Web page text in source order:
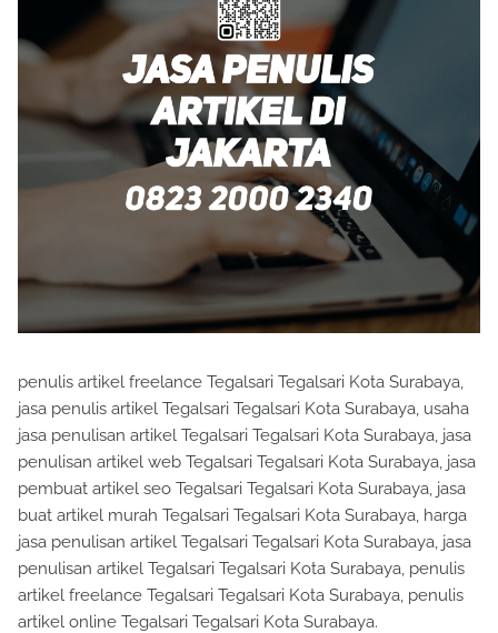
penulis artikel freelance Tegalsari Tegalsari Kota Surabaya,
jasa penulis artikel Tegalsari Tegalsari Kota Surabaya, usaha
jasa penulisan artikel Tegalsari Tegalsari Kota Surabaya, jasa
penulisan artikel web Tegalsari Tegalsari Kota Surabaya, jasa
pembuat artikel seo Tegalsari Tegalsari Kota Surabaya, jasa
buat artikel murah Tegalsari Tegalsari Kota Surabaya, harga
jasa penulisan artikel Tegalsari Tegalsari Kota Surabaya, jasa
penulisan artikel Tegalsari Tegalsari Kota Surabaya, penulis
artikel freelance Tegalsari Tegalsari Kota Surabaya, penulis
artikel online Tegalsari Tegalsari Kota Surabaya.